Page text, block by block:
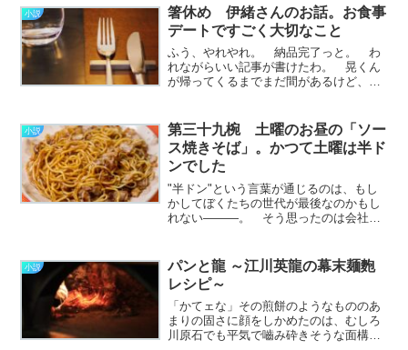
とか織田信長が好き、といったくらいの
淡くささやかなものだ。 ………………
～続きを読む～
小説
箸休め 伊緒さんのお話。お食事
デートですごく大切なこと
ふう、やれやれ。 納品完了っと。 わ
れながらいい記事が書けたわ。 晃くん
が帰ってくるまでまだ間があるけど、は
ら。 わたしはあんなにおいしそうにご
飯を食べる人を知らない。
………………～続きを読む～
小説
第三十九椀 土曜のお昼の「ソー
ス焼きそば」。かつて土曜は半ド
ンでした
"半ドン"という言葉が通じるのは、もし
かしてぼくたちの世代が最後なのかもし
れない―――。 そう思ったのは会社に
由来する。 「まあ、比較的年齢が近いだ
ろう」くらいの理由で白………………～
続きを読む～
小説
パンと龍 ～江川英龍の幕末麺麭
レシピ～
「かてェな」その煎餅のようなもののあ
まりの固さに顔をしかめたのは、むしろ
川原石でも平気で嚙み砕きそうな面構え